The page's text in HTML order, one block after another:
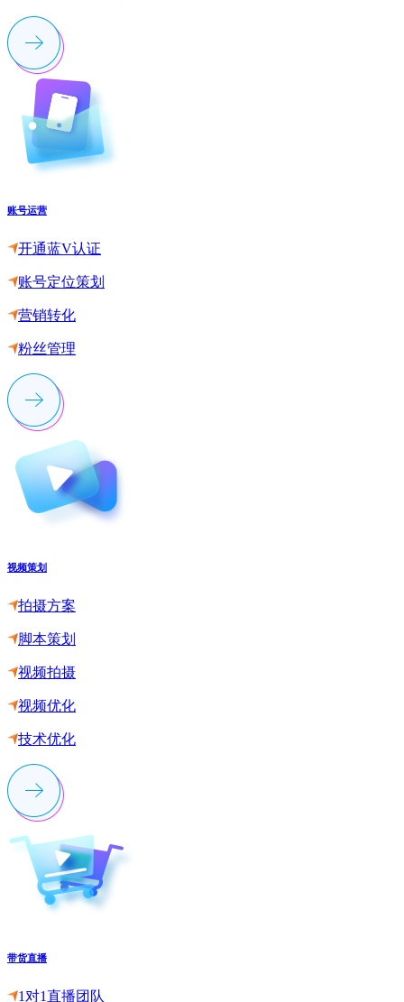
账号运营
开通蓝V认证
账号定位策划
营销转化
粉丝管理
视频策划
拍摄方案
脚本策划
视频拍摄
视频优化
技术优化
带货直播
1对1直播团队